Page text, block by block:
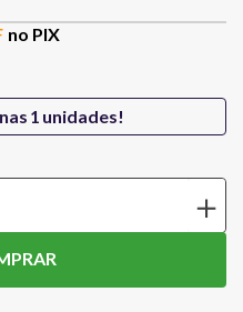
no PIX
1 unidades!
＋